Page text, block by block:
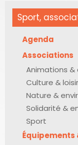
Sport,
Agenda
Associations
Animations &
Culture &
Nature &
Solidarité &
Sport